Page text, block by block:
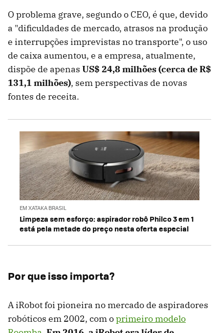
O problema grave, segundo o CEO, é que, devido
a "dificuldades de mercado, atrasos na produção
e interrupções imprevistas no transporte", o uso
de caixa aumentou, e a empresa, atualmente,
dispõe de apenas US$ 24,8 milhões (cerca de R$
131,1 milhões), sem perspectivas de novas
fontes de receita.
EM XATAKA BRASIL
Limpeza sem esforço: aspirador robô Philco 3 em 1
está pela metade do preço nesta oferta especial
Por que isso importa?
A iRobot foi pioneira no mercado de aspiradores
robóticos em 2002, com oprimeiro modelo